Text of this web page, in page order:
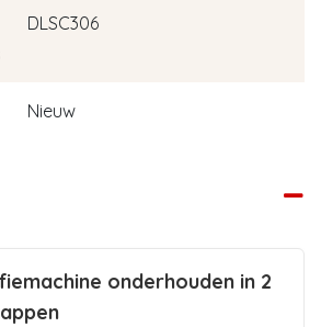
DLSC306
Nieuw
onderhouden in 2